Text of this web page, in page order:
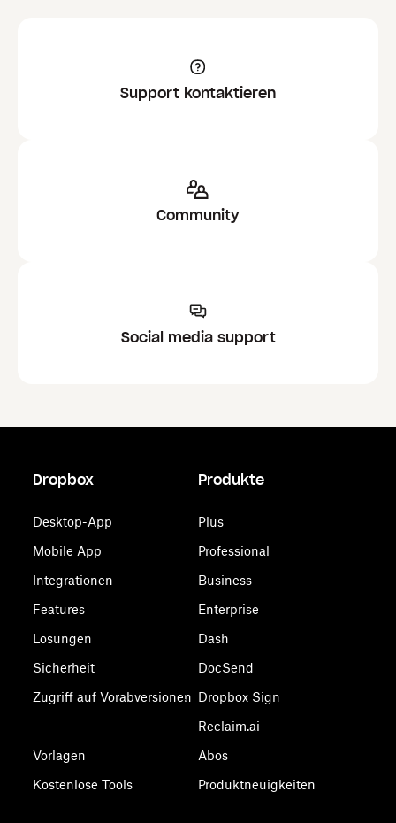
Support kontaktieren
Community
Social media support
Dropbox
Desktop-App
Mobile App
Integrationen
Features
Lösungen
Sicherheit
Zugriff auf Vorabversionen
Vorlagen
Kostenlose Tools
Produkte
Plus
Professional
Business
Enterprise
Dash
DocSend
Dropbox Sign
Reclaim.ai
Abos
Produktneuigkeiten